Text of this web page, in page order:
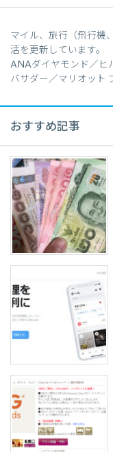
マイル、旅行（飛行機
活を更新しています。
ANAダイヤモンド／ヒ
バサダー／マリオット
おすすめ記事